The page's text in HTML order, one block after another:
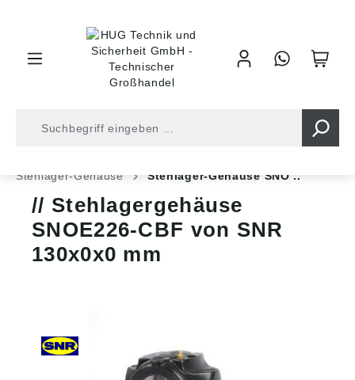
Stehlager-Gehäuse
Stehlager-Gehäuse SNO ..
Stehlagergehäuse
SNOE226-CBF von SNR
130x0x0 mm